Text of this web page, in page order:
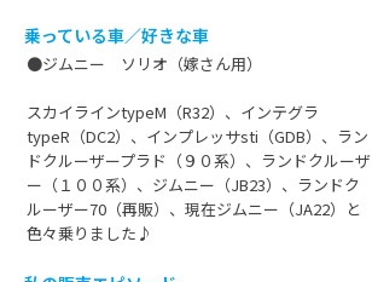
乗っている車／好きな車
●ジムニー ソリオ（嫁さん用）
スカイラインtypeM（R32）、インテグラ
typeR（DC2）、インプレッサsti（GDB）、ラン
ドクルーザープラド（９０系）、ランドクルーザ
ー（１００系）、ジムニー（JB23）、ランドク
ルーザー70（再販）、現在ジムニー（JA22）と
色々乗りました♪